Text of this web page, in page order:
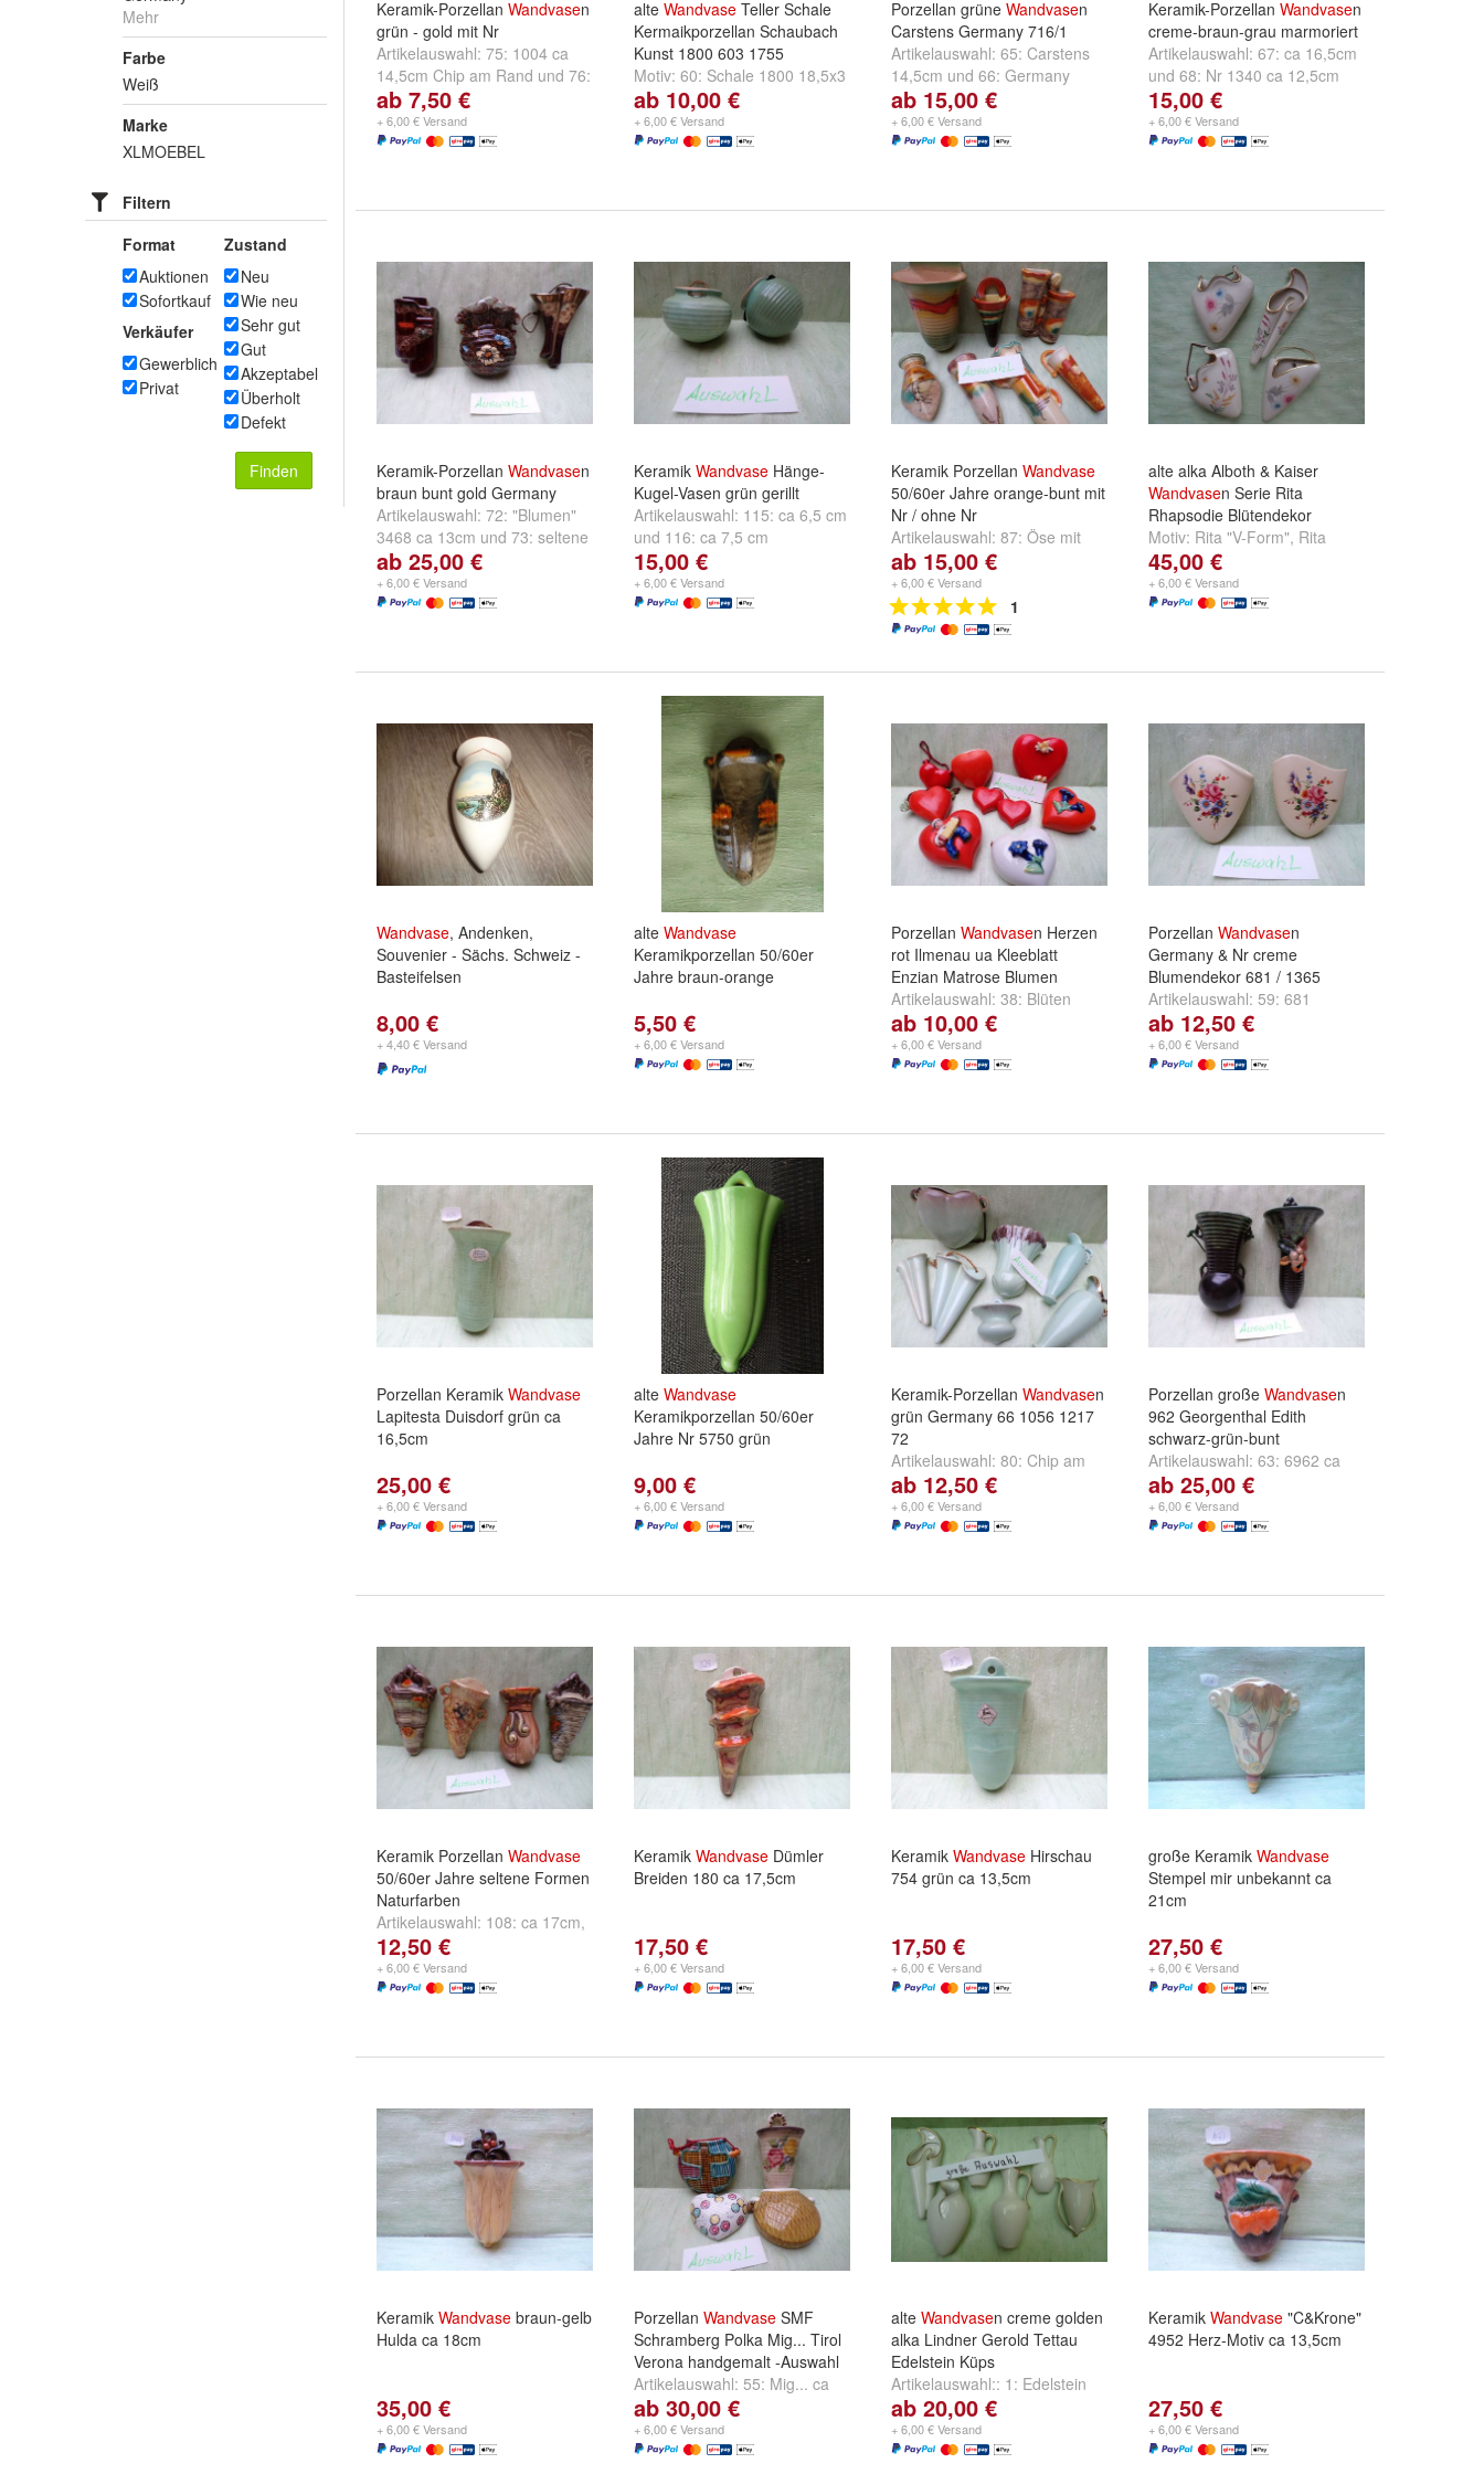
Mehr
Farbe
Weiß
Marke
XLMOEBEL
Filtern
Format
Auktionen
Sofortkauf
Verkäufer
Gewerblich
Privat
Zustand
Neu
Wie neu
Sehr gut
Gut
Akzeptabel
Überholt
Defekt
Finden
Keramik-Porzellan Wandvasen
grün - gold mit Nr
Artikelauswahl: 75: 1004 ca
14,5cm Chip am Rand und 76:
1055 ca 13,5cm
ab 7,50 €
+ 6,00 € Versand
alte Wandvase Teller Schale
Kermaikporzellan Schaubach
Kunst 1800 603 1755
Motiv: 60: Schale 1800 18,5x3
cm, 61: Schale mit Fuß
18,5x4,5 cmund
ab 10,00 €
+ 6,00 € Versand
Porzellan grüne Wandvasen
Carstens Germany 716/1
Artikelauswahl: 65: Carstens
14,5cm und 66: Germany
716/1 ca 10,5cm mini Chip
ab 15,00 €
+ 6,00 € Versand
Keramik-Porzellan Wandvasen
creme-braun-grau marmoriert
Artikelauswahl: 67: ca 16,5cm
und 68: Nr 1340 ca 12,5cm
15,00 €
+ 6,00 € Versand
Keramik-Porzellan Wandvasen
braun bunt gold Germany
Artikelauswahl: 72: "Blumen"
3468 ca 13cm und 73: seltene
Form ca 13,5cm
ab 25,00 €
+ 6,00 € Versand
Keramik Wandvase Hänge-
Kugel-Vasen grün gerillt
Artikelauswahl: 115: ca 6,5 cm
und 116: ca 7,5 cm
15,00 €
+ 6,00 € Versand
Keramik Porzellan Wandvase
50/60er Jahre orange-bunt mit
Nr / ohne Nr
Artikelauswahl: 87: Öse mit
Chip 266 ca 18,5cm
ca 13cmund
ab 15,00 €
+ 6,00 € Versand
1
alte alka Alboth & Kaiser
Wandvasen Serie Rita
Rhapsodie Blütendekor
Motiv: Rita "V-Form", Rita
"schlank",Rhapsodie "V-Form
schlank"und
45,00 €
+ 6,00 € Versand
Wandvase, Andenken,
Souvenier - Sächs. Schweiz -
Basteifelsen
8,00 €
+ 4,40 € Versand
alte Wandvase
Keramikporzellan 50/60er
Jahre braun-orange
5,50 €
+ 6,00 € Versand
Porzellan Wandvasen Herzen
rot Ilmenau ua Kleeblatt
Enzian Matrose Blumen
Artikelauswahl: 38: Blüten
defekt 3820/2 ca 10cm
Riß Nr? ca 7,5cm
ab 10,00 €
+ 6,00 € Versand
Porzellan Wandvasen
Germany & Nr creme
Blumendekor 681 / 1365
Artikelauswahl: 59: 681
Germany ca 10,5cm
1365 ca 10,5cm Chip am
Innenrand
ab 12,50 €
+ 6,00 € Versand
Porzellan Keramik Wandvase
Lapitesta Duisdorf grün ca
16,5cm
25,00 €
+ 6,00 € Versand
alte Wandvase
Keramikporzellan 50/60er
Jahre Nr 5750 grün
9,00 €
+ 6,00 € Versand
Keramik-Porzellan Wandvasen
grün Germany 66 1056 1217
72
Artikelauswahl: 80: Chip am
Rand Germany 66
Chips Germany 66
ca 7,5cmund weitere ...
ab 12,50 €
+ 6,00 € Versand
Porzellan große Wandvasen
962 Georgenthal Edith
schwarz-grün-bunt
Artikelauswahl: 63: 6962 ca
15cmund64: Georgenthal
Edith 20cm Chip am Henkel
ab 25,00 €
+ 6,00 € Versand
Keramik Porzellan Wandvase
50/60er Jahre seltene Formen
Naturfarben
Artikelauswahl: 108: ca 17cm,
109: ca 15cm
undweitere ...
12,50 €
+ 6,00 € Versand
Keramik Wandvase Dümler
Breiden 180 ca 17,5cm
17,50 €
+ 6,00 € Versand
Keramik Wandvase Hirschau
754 grün ca 13,5cm
17,50 €
+ 6,00 € Versand
große Keramik Wandvase
Stempel mir unbekannt ca
21cm
27,50 €
+ 6,00 € Versand
Keramik Wandvase braun-gelb
Hulda ca 18cm
35,00 €
+ 6,00 € Versand
Porzellan Wandvase SMF
Schramberg Polka Mig... Tirol
Verona handgemalt -Auswahl
Artikelauswahl: 55: Mig... ca
9cm ,56: Tirol ca 16cm
Polka ca 8,5cm
ab 30,00 €
+ 6,00 € Versand
alte Wandvasen creme golden
alka Lindner Gerold Tettau
Edelstein Küps
Artikelauswahl:: 1: Edelstein
Bavaria, 2: Gerold & Tettau
Bavaria,3: Lindner Küps
Bavaria Germany
ab 20,00 €
+ 6,00 € Versand
Keramik Wandvase "C&Krone"
4952 Herz-Motiv ca 13,5cm
27,50 €
+ 6,00 € Versand